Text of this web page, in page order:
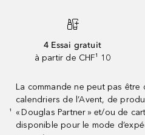
4 Essai gratuit
à partir de CHF¹ 10
¹
La commande ne peut pas
calendriers de l’Avent, de
« Douglas Partner » et/ou de
disponible pour le mode